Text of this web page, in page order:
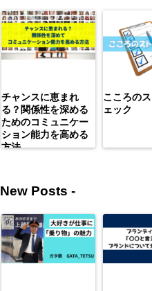
チャンスに恵まれ
る？関係性を深める
ためのコミュニケー
ション能力を高める
方法
こころの
ェック
New Posts -